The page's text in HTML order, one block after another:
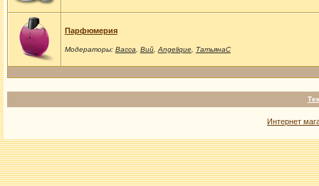
Парфюмерия
Модераторы: Васса Вий, Angelique, ТатьянаС
Интернет